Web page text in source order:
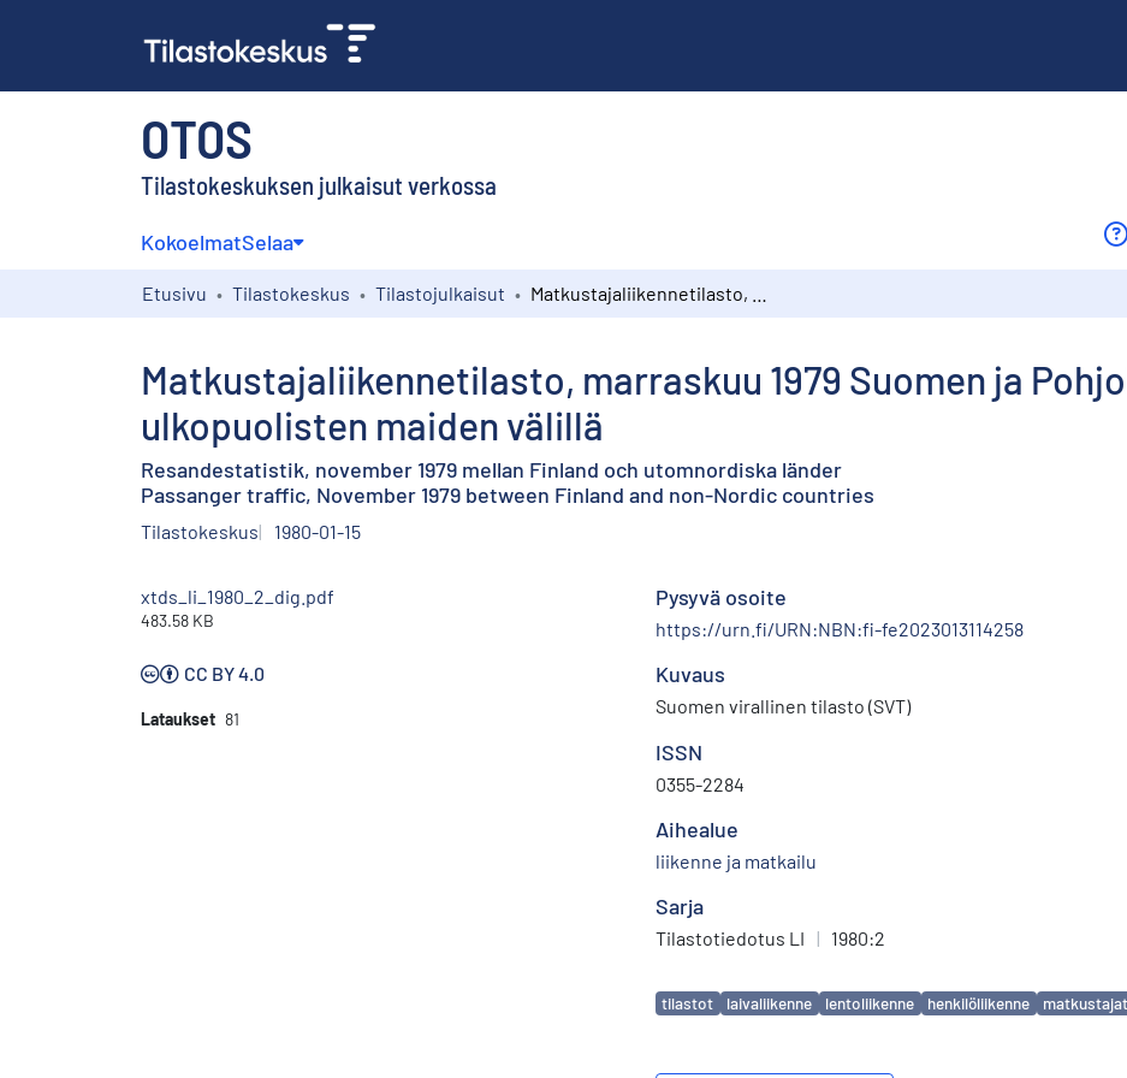
OTOS
Tilastokeskuksen julkaisut verkossa
KokoelmatSelaa
Etusivu Tilastokeskus Tilastojulkaisut
Matkustajaliikennetilasto, marraskuu 1979 Suomen ja
ulkopuolisten maiden välillä
Resandestatistik, november 1979 mellan Finland och utomnordiska länder
Passanger traffic, November 1979 between Finland and non-Nordic countries
Tilastokeskus 1980-01-15
xtds_li_1980_2_dig.pdf
483.58 KB
CC BY 4.0
Lataukset 81
Pysyvä osoite
https://urn.fi/URN:NBN:fi-fe2023013114258
Kuvaus
Suomen virallinen tilasto (SVT)
ISSN
0355-2284
Aihealue
liikenne ja matkailu
Sarja
Tilastotiedotus LI | 1980:2
Avainsanat
tilastot laivaliikenne lentoliikenne henkilöliikenne matkustajat